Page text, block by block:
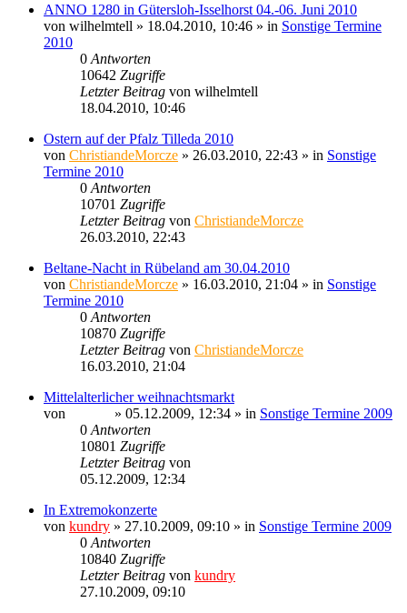
ANNO 1280 in Gütersloh-Isselhorst 04.-06. Juni 2010
von wilhelmtell » 18.04.2010, 10:46 » in Sonstige Termine
2010
0 Antworten
10642 Zugriffe
Letzter Beitrag von wilhelmtell
18.04.2010, 10:46
Ostern auf der Pfalz Tilleda 2010
von ChristiandeMorcze » 26.03.2010, 22:43 » in Sonstige
Termine 2010
0 Antworten
10701 Zugriffe
Letzter Beitrag von ChristiandeMorcze
26.03.2010, 22:43
Beltane-Nacht in Rübeland am 30.04.2010
von ChristiandeMorcze » 16.03.2010, 21:04 » in Sonstige
Termine 2010
0 Antworten
10870 Zugriffe
Letzter Beitrag von ChristiandeMorcze
16.03.2010, 21:04
Mittelalterlicher weihnachtsmarkt
von
» 05.12.2009, 12:34 » in Sonstige Termine 2009
0 Antworten
10801 Zugriffe
Letzter Beitrag von
05.12.2009, 12:34
In Extremokonzerte
von kundry » 27.10.2009, 09:10 » in Sonstige Termine 2009
0 Antworten
10840 Zugriffe
Letzter Beitrag von kundry
27.10.2009, 09:10